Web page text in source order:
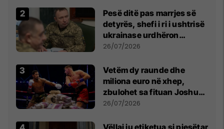
Pesë ditë pas marrjes së
detyrës, shefi i ri i ushtrisë
ukrainase urdhëron
kontroll të madh
26/07/2026
Vetëm dy raunde dhe
miliona euro në xhep,
zbulohet sa fituan Joshua
e Prenga
26/07/2026
Vëllai iu etiketua si pjesëtar